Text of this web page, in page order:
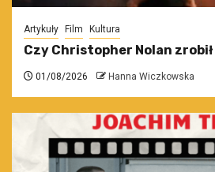
Artykuły Film Kultura
Czy Christopher Nolan zrobił
01/08/2026 Hanna Wiczkowska